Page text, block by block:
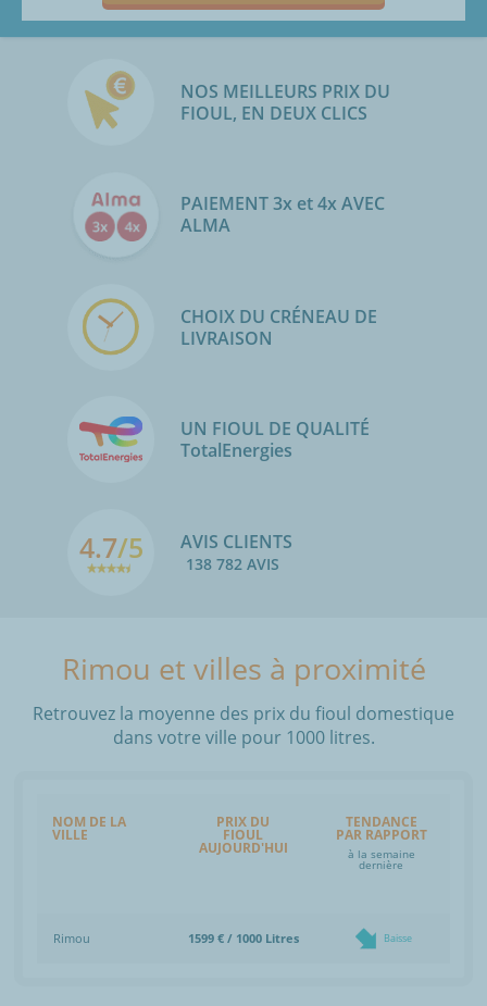
NOS MEILLEURS PRIX DU
FIOUL, EN DEUX CLICS
PAIEMENT 3x et 4x AVEC
ALMA
CHOIX DU CRÉNEAU DE
LIVRAISON
UN FIOUL DE QUALITÉ
TotalEnergies
4.7/5 AVIS CLIENTS
138 782 AVIS
Rimou et villes à proximité
Retrouvez la moyenne des prix du fioul domestique
dans votre ville pour 1000 litres.
NOM DE LA
VILLE
PRIX DU
FIOUL
AUJOURD'HUI
TENDANCE
PAR RAPPORT
à la semaine
dernière
Rimou 1599 € / 1000 Litres Baisse